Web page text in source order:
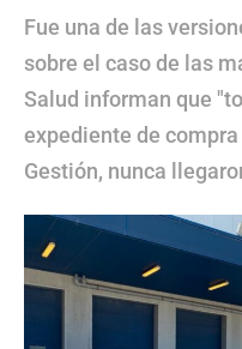
Fue una de las
sobre el caso de las
Salud informan que
expediente de
Gestión, nunca